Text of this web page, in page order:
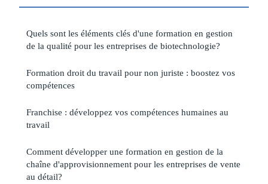
Quels sont les éléments clés d'une formation en gestion
de la qualité pour les entreprises de biotechnologie?
Formation droit du travail pour non juriste : boostez vos
compétences
Franchise : développez vos compétences humaines au
travail
Comment développer une formation en gestion de la
chaîne d'approvisionnement pour les entreprises de vente
au détail?